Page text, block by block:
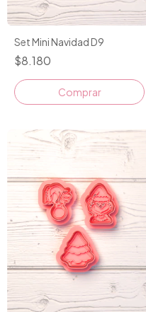
Set Mini Navidad D9
$8.180